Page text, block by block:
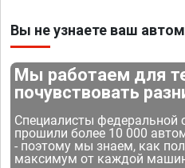
Вы не узнаете ваш
Мы работаем для
почувствовать
Специалисты федеральной
прошили более 10 000
- поэтому мы знаем, как
максимум от каждой